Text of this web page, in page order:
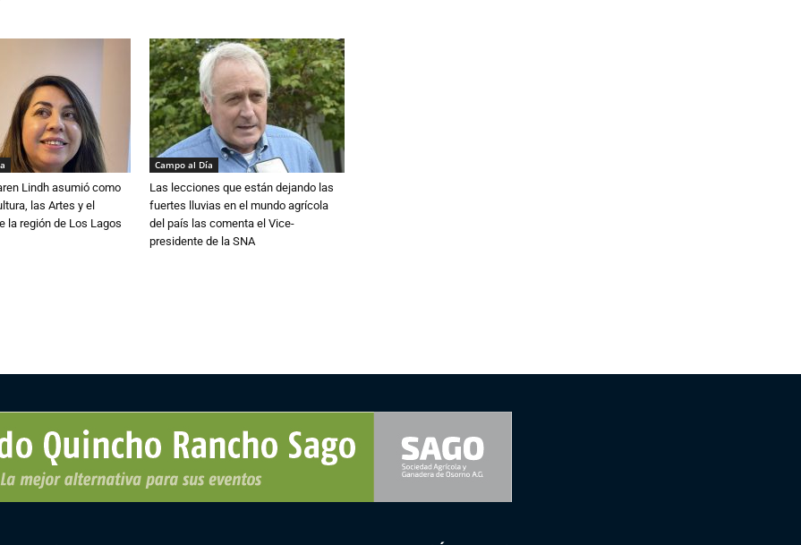
Lindh asumió como
las Artes y el
la región de Los Lagos
Campo al Día
Las lecciones que están dejando las
fuertes lluvias en el mundo agrícola
del país las comenta el Vice-
presidente de la SNA